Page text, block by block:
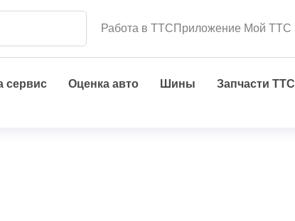
Работа в ТТСПриложение Мой ТТС
сервис Оценка авто Шины Запчасти ТТС